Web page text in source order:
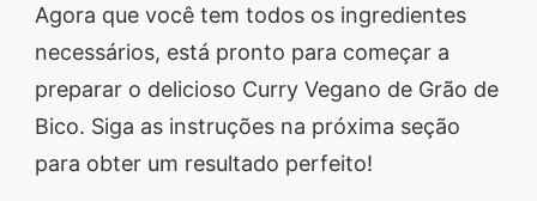
Agora que você tem todos os ingredientes
necessários, está pronto para começar a
preparar o delicioso Curry Vegano de Grão de
Bico. Siga as instruções na próxima seção
para obter um resultado perfeito!